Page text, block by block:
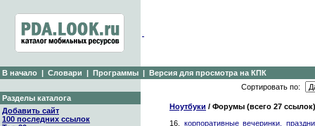
В начало | Словари | Программы | Версия для просмотра на КПК
Разделы каталога
Добавить сайт
100 последних ссылок
Сортировать по:
Ноутбуки / Форумы (всего 27 ссылок)
16. корпоративные вечеринки,